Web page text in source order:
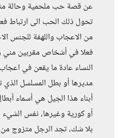
عن قصة حب ملحمية وحالة
تحول ذلك الحب الى ارتباط
من الاعجاب واللهفة للجنس
فعلا في أشخاص مقربين مني
النساء عادة ما يقعن في
مديرها أو بطل المسلسل
أبناء هذا الجيل هي أسماء
أو كورية وغيرها، نفس الشيء
بلا شك، تجد الرجل متزوج